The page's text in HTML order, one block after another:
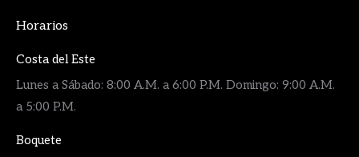
Horarios
Costa del Este
Lunes a Sábado: 8:00 A.M. a 6:00 P.M. Domingo: 9:00 A.M.
a 5:00 P.M.
Boquete